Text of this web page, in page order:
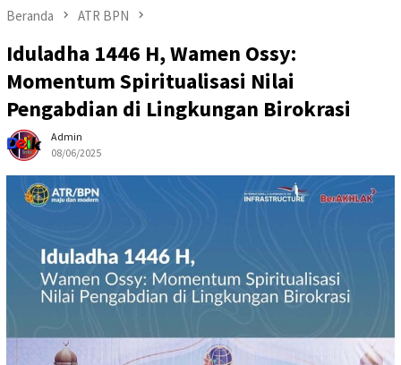
Beranda ATR BPN
Iduladha 1446 H, Wamen Ossy:
Momentum Spiritualisasi Nilai
Pengabdian di Lingkungan Birokrasi
Admin
08/06/2025